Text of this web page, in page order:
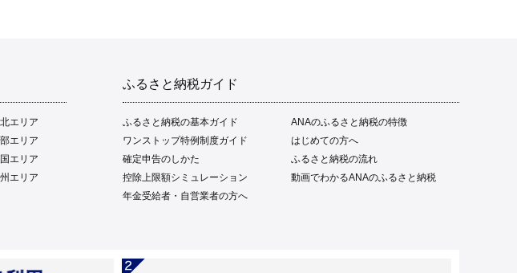
エリア
エリア
エリア
エリア
ふるさと納税ガイド
ふるさと納税の基本ガイド
ANAのふるさと納税の特徴
ワンストップ特例制度ガイド
はじめての方へ
確定申告のしかた
ふるさと納税の流れ
控除上限額シミュレーション
動画でわかるANAのふるさと納税
年金受給者・自営業者の方へ